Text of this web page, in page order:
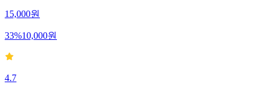
15,000원
33%10,000원
4.7